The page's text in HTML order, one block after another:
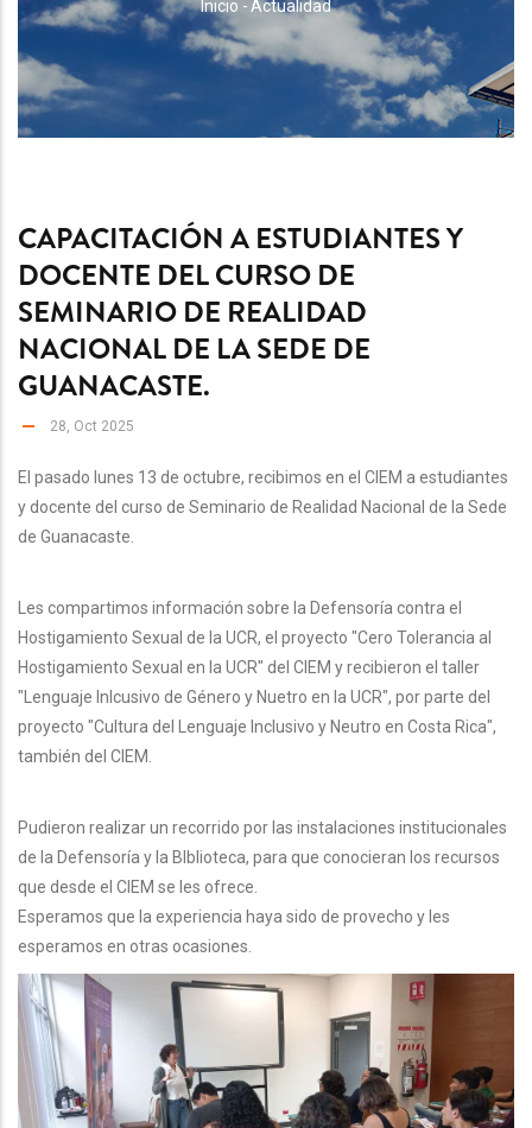
RUTA
DE
NAVEGACIÓN
Inicio -Actualidad
CAPACITACIÓN A ESTUDIANTES Y
DOCENTE DEL CURSO DE
SEMINARIO DE REALIDAD
NACIONAL DE LA SEDE DE
GUANACASTE.
28, Oct 2025
El pasado lunes 13 de octubre, recibimos en el CIEM a estudiantes
y docente del curso de Seminario de Realidad Nacional de la Sede
de Guanacaste.
Les compartimos información sobre la Defensoría contra el
Hostigamiento Sexual de la UCR, el proyecto "Cero Tolerancia al
Hostigamiento Sexual en la UCR" del CIEM y recibieron el taller
"Lenguaje Inlcusivo de Género y Nuetro en la UCR", por parte del
proyecto "Cultura del Lenguaje Inclusivo y Neutro en Costa Rica",
también del CIEM.
Pudieron realizar un recorrido por las instalaciones institucionales
de la Defensoría y la BIblioteca, para que conocieran los recursos
que desde el CIEM se les ofrece.
Esperamos que la experiencia haya sido de provecho y les
esperamos en otras ocasiones.